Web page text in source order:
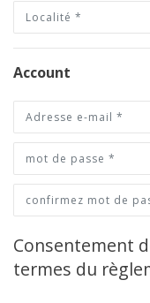
Account
Consentement
termes du